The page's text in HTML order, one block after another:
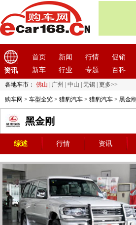
资讯
首页 新闻 行情
促销
新车
行业 专题 百科
各地车市： 佛山 广州 中山 无锡 更多>>
购车网 > 车型全览 > 猎豹汽车 > 猎豹汽车 > 黑金刚
黑金刚
综述 行情 资讯